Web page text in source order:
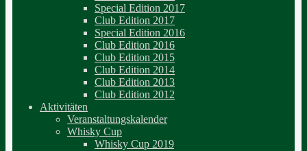
Special Edition 2017
Club Edition 2017
Special Edition 2016
Club Edition 2016
Club Edition 2015
Club Edition 2014
Club Edition 2013
Club Edition 2012
Aktivitäten
Veranstaltungskalender
Whisky Cup
Whisky Cup 2019